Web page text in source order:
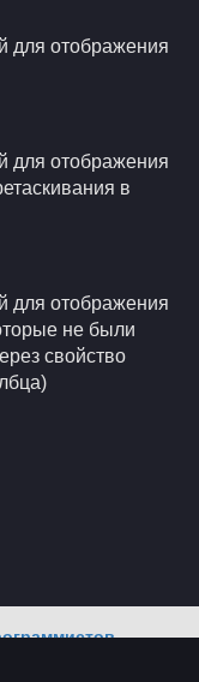
для отображения
для отображения
в
для отображения
не были
свойство